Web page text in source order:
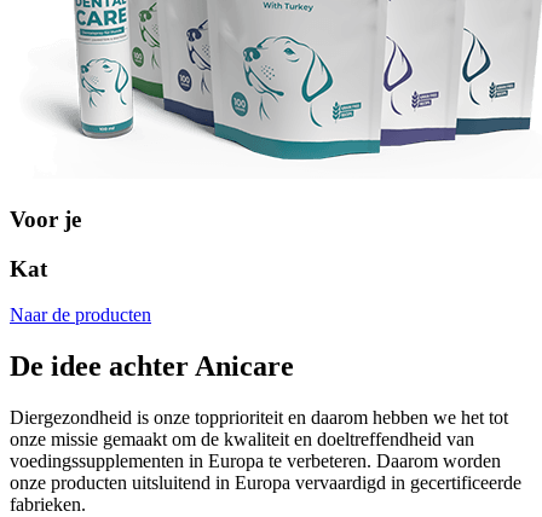
Voor je
Kat
Naar de producten
De idee achter Anicare
Diergezondheid is onze topprioriteit en daarom hebben we het tot
onze missie gemaakt om de kwaliteit en doeltreffendheid van
voedingssupplementen in Europa te verbeteren. Daarom worden
onze producten uitsluitend in Europa vervaardigd in gecertificeerde
fabrieken.